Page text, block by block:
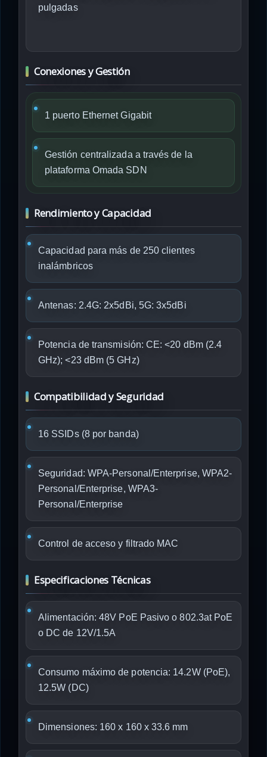
pulgadas
Conexiones y Gestión
1 puerto Ethernet Gigabit
Gestión centralizada a través de la
plataforma Omada SDN
Rendimiento y Capacidad
Capacidad para más de 250 clientes
inalámbricos
Antenas: 2.4G: 2x5dBi, 5G: 3x5dBi
Potencia de transmisión: CE: <20 dBm (2.4
GHz); <23 dBm (5 GHz)
Compatibilidad y Seguridad
16 SSIDs (8 por banda)
Seguridad: WPA-Personal/Enterprise, WPA2-
Personal/Enterprise, WPA3-
Personal/Enterprise
Control de acceso y filtrado MAC
Especificaciones Técnicas
Alimentación: 48V PoE Pasivo o 802.3at PoE
o DC de 12V/1.5A
Consumo máximo de potencia: 14.2W (PoE),
12.5W (DC)
Dimensiones: 160 x 160 x 33.6 mm